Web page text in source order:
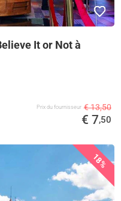
It or Not à
Prix ​​du fournisseur € 13,50
€ 7,50
18%